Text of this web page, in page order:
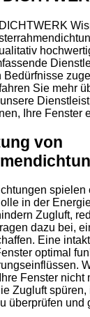
Bedürfnisse
Sie mehr
Ihre Fenster
von
spielen
in der
Zugluft,
dazu bei,
Eine
optimal
Fenster nicht
Zugluft spüren,
überprüfen und